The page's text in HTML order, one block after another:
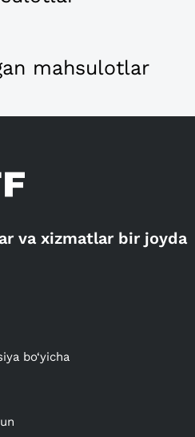
mahsulotlar
va xizmatlar bir joyda
bo‘yicha